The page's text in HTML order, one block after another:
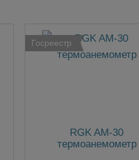
Госреестр
RGK AM-30
термоанемометр